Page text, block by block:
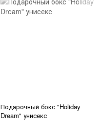
Подарочный бокс "Holiday
Dream" унисекс